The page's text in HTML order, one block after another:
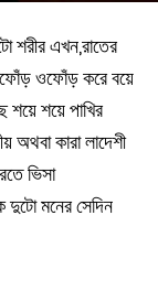
শরীর এখন,রাতের
ওফোঁড় করে বয়ে
শয়ে শয়ে পাখির
অথবা কারা লাদেশী
ভিসা
দুটো মনের সেদিন